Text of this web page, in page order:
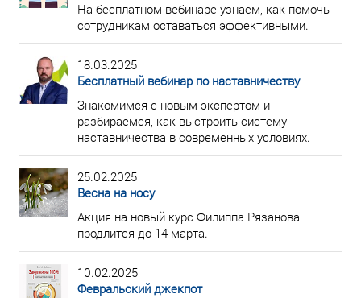
На бесплатном вебинаре узнаем, как помочь
сотрудникам оставаться эффективными.
18.03.2025
Бесплатный вебинар по наставничеству
Знакомимся с новым экспертом и
разбираемся, как выстроить систему
наставничества в современных условиях.
25.02.2025
Весна на носу
Акция на новый курс Филиппа Рязанова
продлится до 14 марта.
10.02.2025
Февральский джекпот